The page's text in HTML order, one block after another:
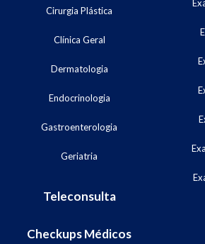
Cirurgia Plástica
Clínica Geral
Dermatologia
Endocrinologia
Gastroenterologia
Geriatria
Teleconsulta
Checkups Médicos